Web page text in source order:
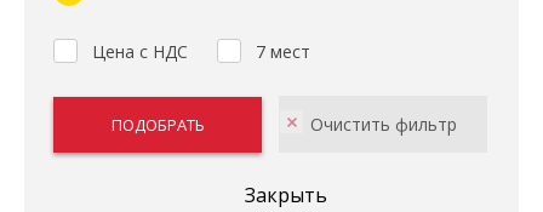
Цена с НДС 7 мест
Закрыть